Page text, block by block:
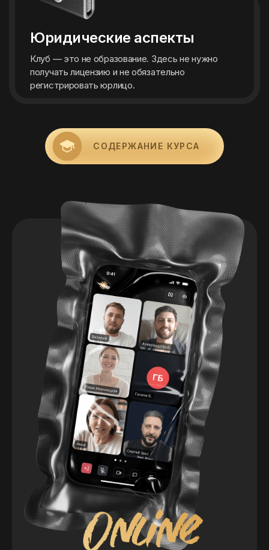
Юридические аспекты
Клуб — это не образование. Здесь не нужно
получать лицензию и не обязательно
регистрировать юрлицо.
СОДЕРЖАНИЕ КУРСА